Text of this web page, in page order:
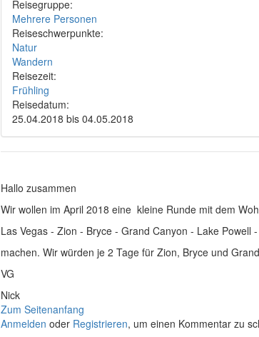
Reisegruppe:
Mehrere Personen
Reiseschwerpunkte:
Natur
Wandern
Reisezeit:
Frühling
Reisedatum:
25.04.2018 bis 04.05.2018
Hallo zusammen
Wir wollen im April 2018 eine kleine Runde mit dem
Las Vegas - Zion - Bryce - Grand Canyon - Lake Powell
machen. Wir würden je 2 Tage für Zion, Bryce und
VG
Nick
Zum Seitenanfang
Anmelden oder Registrieren, um einen Kommentar zu